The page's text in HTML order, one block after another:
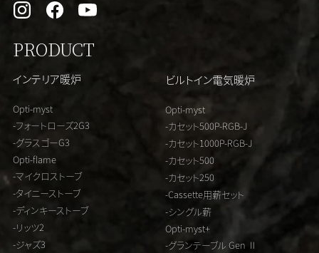
PRODUCT
インテリア暖炉
Opti-myst
-フォートローズ2G3
-グラスゴーG3
Opti-flame
-マイクロストーブ
-タイニーストーブ
-ディンキーストーブ
-リッツ2
-ジャズ3
ビルトイン電気暖炉
Opti-myst
-カセット500P-RGB-J
-カセット1000P-RGB-J
-カセット500
-カセット250
-Cassette用薪セット
-シングル薪
Opti-myst+
-グランテーブル Gen Ⅱ